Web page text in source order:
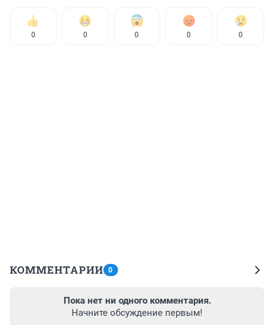
0 0 0 0 0
КОММЕНТАРИИ 0
Пока нет ни одного комментария.
Начните обсуждение первым!